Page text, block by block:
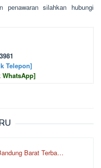
sіlаhkаn hubungі
Telepon]
Barat Terba…